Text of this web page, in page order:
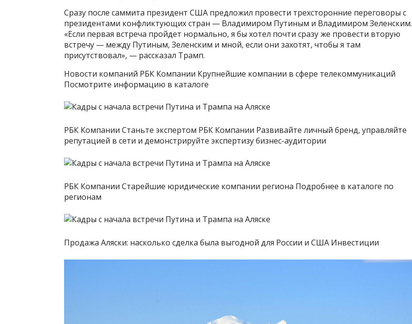
Сразу после саммита президент США предложил провести трехсторонние переговоры с
президентами конфликтующих стран — Владимиром Путиным и Владимиром Зеленским.
«Если первая встреча пройдет нормально, я бы хотел почти сразу же провести вторую
встречу — между Путиным, Зеленским и мной, если они захотят, чтобы я там
присутствовал», — рассказал Трамп.
Новости компаний РБК Компании Крупнейшие компании в сфере телекоммуникаций
Посмотрите информацию в каталоге
РБК Компании Станьте экспертом РБК Компании Развивайте личный бренд, управляйте
репутацией в сети и демонстрируйте экспертизу бизнес-аудитории
РБК Компании Старейшие юридические компании региона Подробнее в каталоге по
регионам
Продажа Аляски: насколько сделка была выгодной для России и США Инвестиции